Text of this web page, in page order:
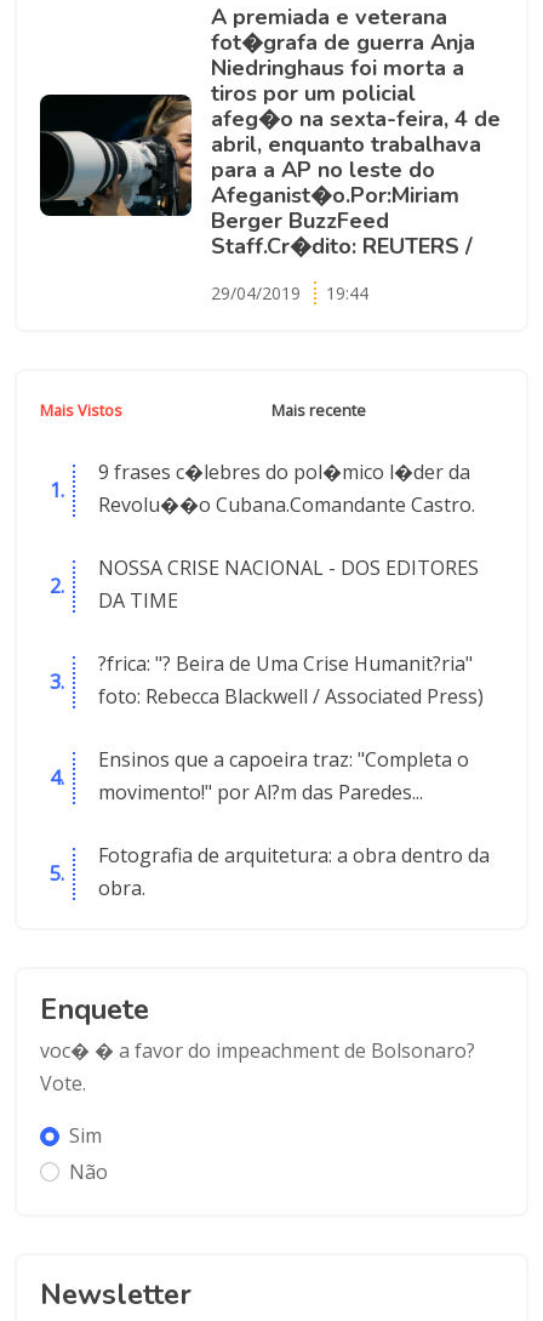
A premiada e veterana
fot�grafa de guerra Anja
Niedringhaus foi morta a
tiros por um policial
afeg�o na sexta-feira, 4 de
abril, enquanto trabalhava
para a AP no leste do
Afeganist�o.Por:Miriam
Berger BuzzFeed
Staff.Cr�dito: REUTERS /
29/04/2019 19:44
Mais Vistos Mais recente
9 frases c�lebres do pol�mico l�der da
Revolu��o Cubana.Comandante Castro.
NOSSA CRISE NACIONAL - DOS EDITORES
DA TIME
?frica: "? Beira de Uma Crise Humanit?ria"
foto: Rebecca Blackwell / Associated Press)
Ensinos que a capoeira traz: "Completa o
movimento!" por Al?m das Paredes...
Fotografia de arquitetura: a obra dentro da
obra.
Enquete
voc� � a favor do impeachment de Bolsonaro?
Vote.
Sim
Não
Newsletter